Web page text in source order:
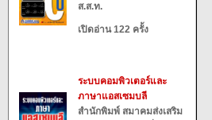
ส.ส.ท.
เปิดอ่าน 122 ครั้ง
ระบบคอมพิวเตอร์และ
ภาษาแอสเซมบลี
สำนักพิมพ์ สมาคมส่งเสริม